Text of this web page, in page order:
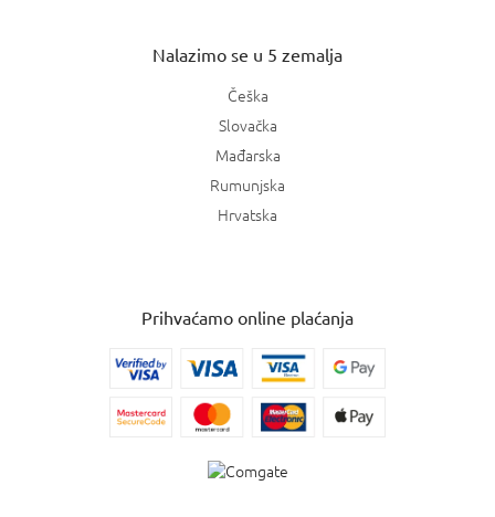
Nalazimo se u 5 zemalja
Češka
Slovačka
Mađarska
Rumunjska
Hrvatska
Prihvaćamo online plaćanja